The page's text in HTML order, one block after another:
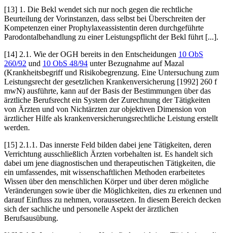
[13] 1. Die Bekl wendet sich nur noch gegen die rechtliche
Beurteilung der Vorinstanzen, dass selbst bei Überschreiten der
Kompetenzen einer Prophylaxeassistentin deren durchgeführte
Parodontalbehandlung zu einer Leistungspflicht der Bekl führt [...].
[14] 2.1. Wie der OGH bereits in den Entscheidungen 10 ObS
260/92 und 10 ObS 48/94 unter Bezugnahme aufMazal
(Krankheitsbegriff und Risikobegrenzung. Eine Untersuchung zum
Leistungsrecht der gesetzlichen Krankenversicherung [1992] 260 f
mwN) ausführte, kann auf der Basis der Bestimmungen über das
ärztliche Berufsrecht ein System der Zurechnung der Tätigkeiten
von Ärzten und von Nichtärzten zur objektiven Dimension von
ärztlicher Hilfe als krankenversicherungsrechtliche Leistung erstellt
werden.
[15] 2.1.1. Das innerste Feld bilden dabei jene Tätigkeiten, deren
Verrichtung ausschließlich Ärzten vorbehalten ist. Es handelt sich
dabei um jene diagnostischen und therapeutischen Tätigkeiten, die
ein umfassendes, mit wissenschaftlichen Methoden erarbeitetes
Wissen über den menschlichen Körper und über deren mögliche
Veränderungen sowie über die Möglichkeiten, dies zu erkennen und
darauf Einfluss zu nehmen, voraussetzen. In diesem Bereich decken
sich der sachliche und personelle Aspekt der ärztlichen
Berufsausübung.